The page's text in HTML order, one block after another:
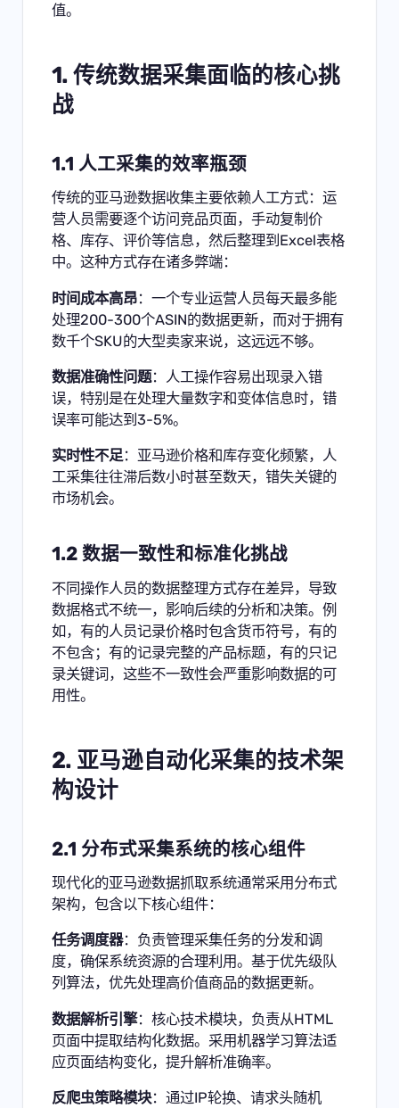
值。
1. 传统数据采集面临的核心挑
战
1.1 人工采集的效率瓶颈
传统的亚马逊数据收集主要依赖人工方式：运
营人员需要逐个访问竞品页面，手动复制价
格、库存、评价等信息，然后整理到Excel表格
中。这种方式存在诸多弊端：
时间成本高昂：一个专业运营人员每天最多能
处理200-300个ASIN的数据更新，而对于拥有
数千个SKU的大型卖家来说，这远远不够。
数据准确性问题：人工操作容易出现录入错
误，特别是在处理大量数字和变体信息时，错
误率可能达到3-5%。
实时性不足：亚马逊价格和库存变化频繁，人
工采集往往滞后数小时甚至数天，错失关键的
市场机会。
1.2 数据一致性和标准化挑战
不同操作人员的数据整理方式存在差异，导致
数据格式不统一，影响后续的分析和决策。例
如，有的人员记录价格时包含货币符号，有的
不包含；有的记录完整的产品标题，有的只记
录关键词，这些不一致性会严重影响数据的可
用性。
2. 亚马逊自动化采集的技术架
构设计
2.1 分布式采集系统的核心组件
现代化的亚马逊数据抓取系统通常采用分布式
架构，包含以下核心组件：
任务调度器：负责管理采集任务的分发和调
度，确保系统资源的合理利用。基于优先级队
列算法，优先处理高价值商品的数据更新。
数据解析引擎：核心技术模块，负责从HTML
页面中提取结构化数据。采用机器学习算法适
应页面结构变化，提升解析准确率。
反爬虫策略模块：通过IP轮换、请求头随机